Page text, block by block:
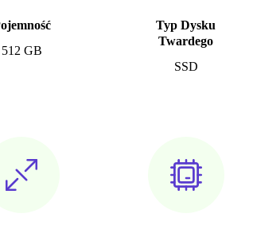
512 GB
Typ Dysku
Twardego
SSD